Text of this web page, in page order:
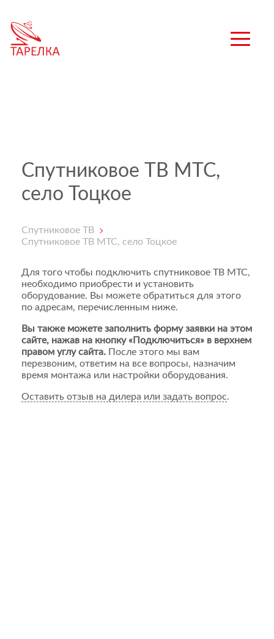
Спутниковое ТВ МТС,
село Тоцкое
Спутниковое ТВ
Спутниковое ТВ МТС, село Тоцкое
Для того чтобы подключить спутниковое ТВ МТС,
необходимо приобрести и установить
оборудование. Вы можете обратиться для этого
по адресам, перечисленным ниже.
Вы также можете заполнить форму заявки на этом
сайте, нажав на кнопку «Подключиться» в верхнем
правом углу сайта. После этого мы вам
перезвоним, ответим на все вопросы, назначим
время монтажа или настройки оборудования.
Оставить отзыв на дилера или задать вопрос.